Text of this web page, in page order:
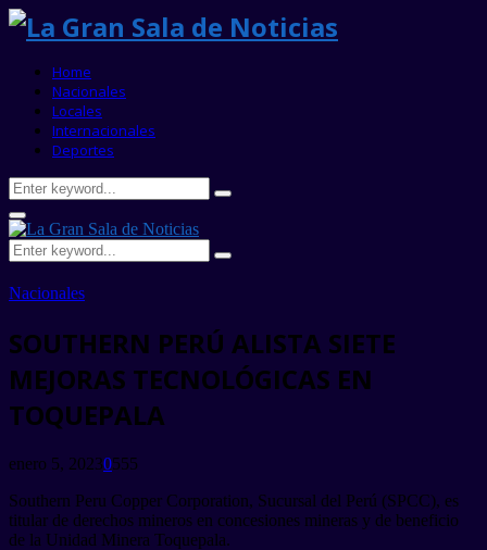
Home
Nacionales
Locales
Internacionales
Deportes
Search
for:
Search
Primary
Menu
Search
for:
Search
Nacionales
SOUTHERN PERÚ ALISTA SIETE
MEJORAS TECNOLÓGICAS EN
TOQUEPALA
enero 5, 20230555
Southern Peru Copper Corporation, Sucursal del Perú (SPCC), es
titular de derechos mineros en concesiones mineras y de beneficio
de la Unidad Minera Toquepala.